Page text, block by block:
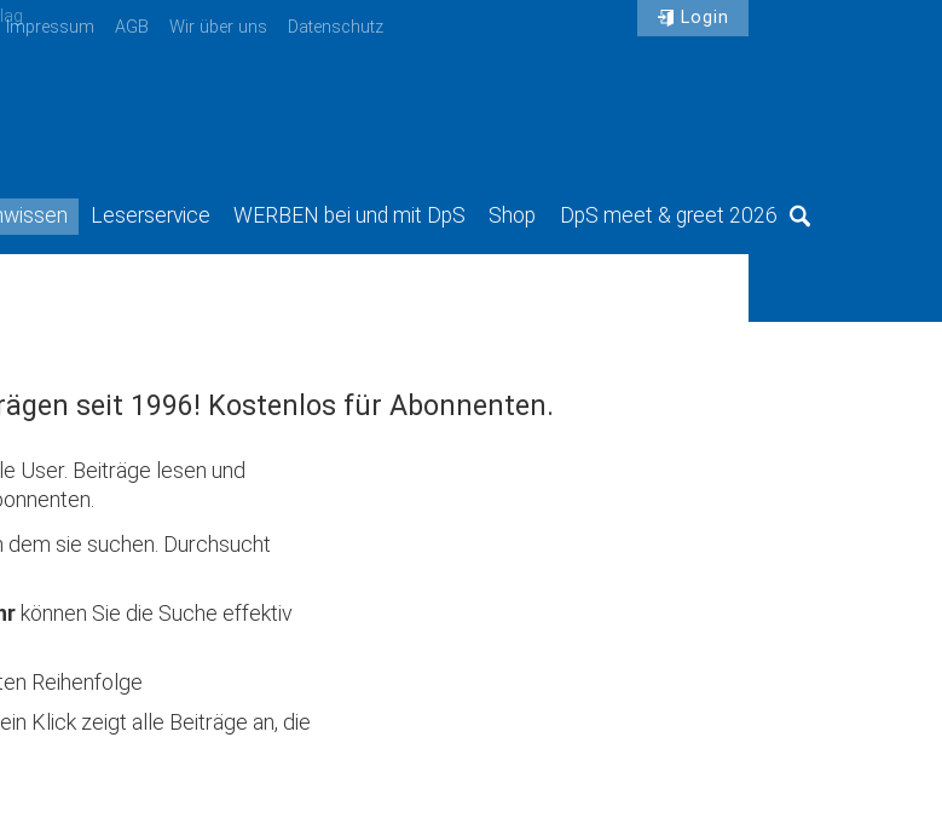
Impressum AGB Wir über uns Datenschutz Login
Leserservice WERBEN bei und mit DpS Shop DpS meet & greet 2026 Suche
seit 1996! Kostenlos für Abonnenten.
User. Beiträge lesen und
dem sie suchen. Durchsucht
können Sie die Suche effektiv
Reihenfolge
Klick zeigt alle Beiträge an, die